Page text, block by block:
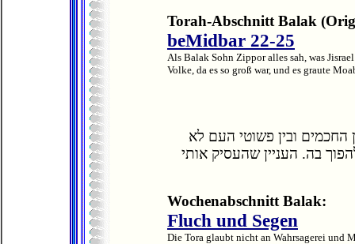
Torah-Abschnitt Balak
beMidbar 22-25
Als Balak Sohn Zippor alles sah, was
Volke, da es so groß war, und es graute
החכמים ובין פשוטי העם לא
בה. העניין שהעסיק אותי
Wochenabschnitt Balak:
Fluch und Segen
Die Tora glaubt nicht an Wahrsagerei und